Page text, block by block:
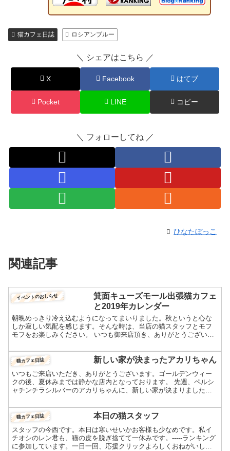
猫カフェ日誌 ロシアンブルー
＼ シェアはこちら ／
X Facebook はてブ
Pocket LINE コピー
＼ フォローしてね ／
ひなたぼっこ
関連記事
イベントのおしらせ
箕面キューズモール出張猫カフェ
と2019年カレンダー
朝晩めっきり冷え込むようになってまいりました。秋というと心な
しか寂しい気配を感じます。そんな時は、当店の猫スタッフとモフ
モフをお楽しみください。 いつも御来店頂き、ありがとうございま
猫カフェ日誌 新しい家が決まったアカリちゃん
いつもご来店いただき、ありがとうございます。ゴールデンウィー
クの後、夏休みまでは静かな店内となっております。 先週、ペルシ
ャチンチラシルバーのアカリちゃんに、新しい家が決まりました。
猫カフェ日誌 本日の猫スタッフ
スタッフの今西です。本日は寒いせいかお客様も少なめです。私イ
チオシのレン君も、猫の皮を脱ぎ捨てて一休みです。-----ランキング
に参加しています。一日一回、応援クリックよろしくおねがいしま